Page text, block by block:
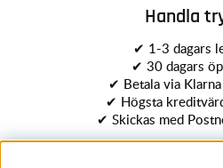
Handla
✔ 1-3 dagars
✔ 30 dagars
✔ Betala via
✔ Högsta
✔ Skickas med